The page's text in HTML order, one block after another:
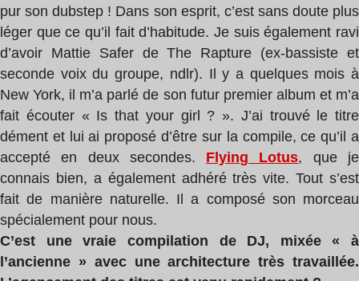
pur son dubstep ! Dans son esprit, c’est sans doute plus
léger que ce qu’il fait d’habitude. Je suis également ravi
d’avoir Mattie Safer de The Rapture (ex-bassiste et
seconde voix du groupe, ndlr). Il y a quelques mois à
New York, il m’a parlé de son futur premier album et m’a
fait écouter « Is that your girl ? ». J’ai trouvé le titre
dément et lui ai proposé d’être sur la compile, ce qu’il a
accepté en deux secondes. Flying Lotus, que je
connais bien, a également adhéré très vite. Tout s’est
fait de manière naturelle. Il a composé son morceau
spécialement pour nous.
C’est une vraie compilation de DJ, mixée « à
l’ancienne » avec une architecture très travaillée.